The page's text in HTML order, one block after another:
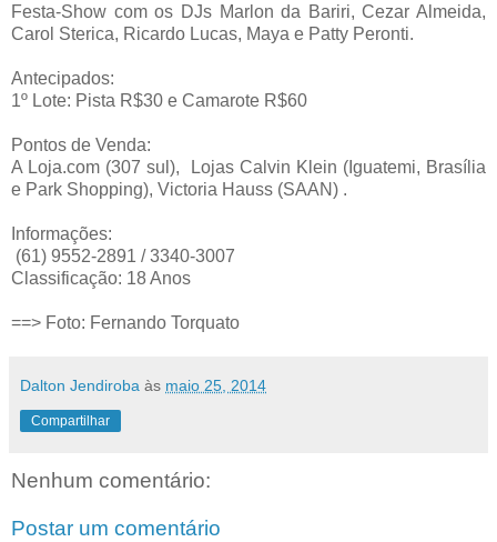
Festa-Show com os DJs Marlon da Bariri, Cezar Almeida,
Carol Sterica, Ricardo Lucas, Maya e Patty Peronti.
Antecipados:
1º Lote: Pista R$30 e Camarote R$60
Pontos de Venda:
A Loja.com (307 sul), Lojas Calvin Klein (Iguatemi, Brasília
e Park Shopping), Victoria Hauss (SAAN) .
Informações:
(61) 9552-2891 / 3340-3007
Classificação: 18 Anos
==> Foto: Fernando Torquato
Dalton Jendiroba às maio 25, 2014
Compartilhar
Nenhum comentário:
Postar um comentário